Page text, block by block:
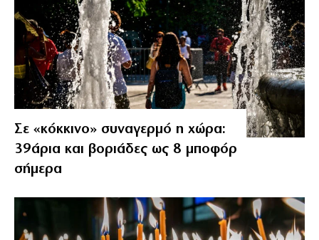
Σε «κόκκινο» συναγερμό η χώρα:
39άρια και βοριάδες ως 8 μποφόρ
σήμερα